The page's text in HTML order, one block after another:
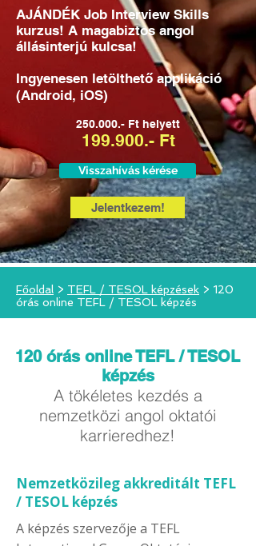
AJÁNDÉK Job Interview Skills
kurzus! A magabiztos angol
állásinterjú kulcsa!
Ingyenesen letölthető applikáció
(Android, iOS)
250.000.- Ft helyett
199.900.- Ft
Visszahívás kérése
Jelentkezem!
Főoldal > TEFL / TESOL képzések > 120
órás online TEFL / TESOL képzés
120 órás online TEFL / TESOL
képzés
A tökéletes kezdés a
nemzetközi angol oktatói
karrieredhez!
Nemzetközileg akkreditált TEFL
/ TESOL képzés
A képzés szervezője a TEFL